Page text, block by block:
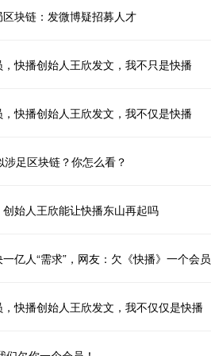
块链：发微博疑招募人才
快播创始人王欣发文，我不只是快播
快播创始人王欣发文，我不仅是快播
足区块链？你怎么看？
始人王欣能让快播东山再起吗
亿人“需求”，网友：欠《快播》一个会员
快播创始人王欣发文，我不仅仅是快播